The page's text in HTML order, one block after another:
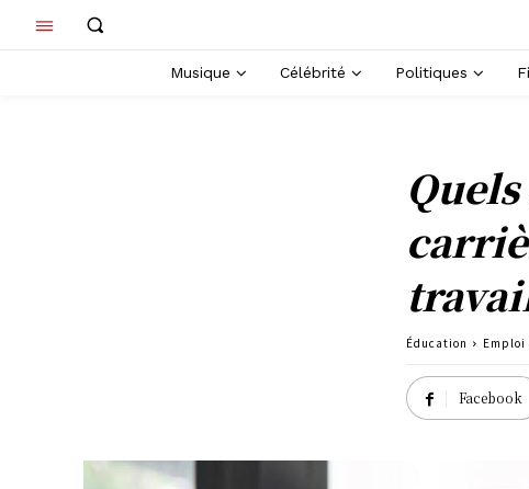
Musique Célébrité Politiques
Éducation Emploi
Facebook